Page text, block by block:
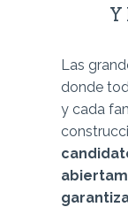
Y
Las
donde
y cada